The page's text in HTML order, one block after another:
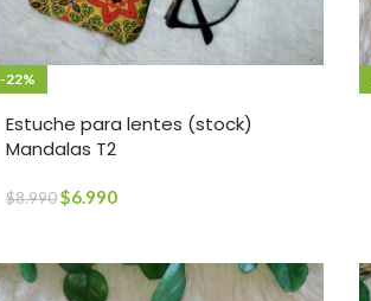
-22%
Estuche para lentes (stock)
Mandalas T2
$8.990$6.990